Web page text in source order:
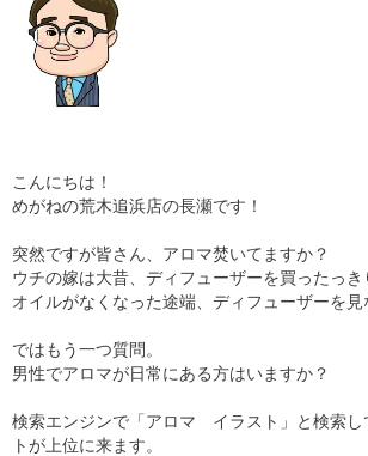
こんにちは！
めがねの荒木追浜店の長瀬です！
突然ですが皆さん、アロマ焚いてますか？
ウチの嫁は大昔、ディフューザーを買ったっき
オイルがなくなった途端、ディフューザーを見
ではもう一つ質問。
男性でアロマが日常にある方はいますか？
検索エンジンで「アロマ イラスト」と検索し
トが上位に来ます。